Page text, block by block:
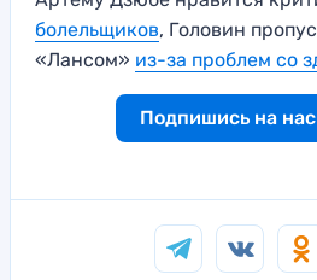
болельщиков, Головин
«Лансом» из-за проблем со
Подпишись на